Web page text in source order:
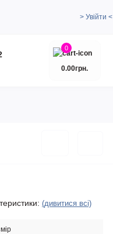
> Увійти <
0
0.00грн.
(дивитися всі)